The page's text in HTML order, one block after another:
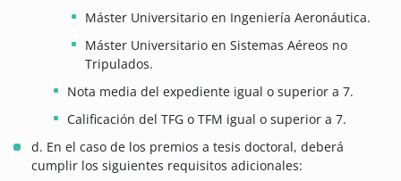
Máster Universitario en Ingeniería Aeronáutica.
Máster Universitario en Sistemas Aéreos no
Tripulados.
Nota media del expediente igual o superior a 7.
Calificación del TFG o TFM igual o superior a 7.
d. En el caso de los premios a tesis doctoral, deberá
cumplir los siguientes requisitos adicionales: